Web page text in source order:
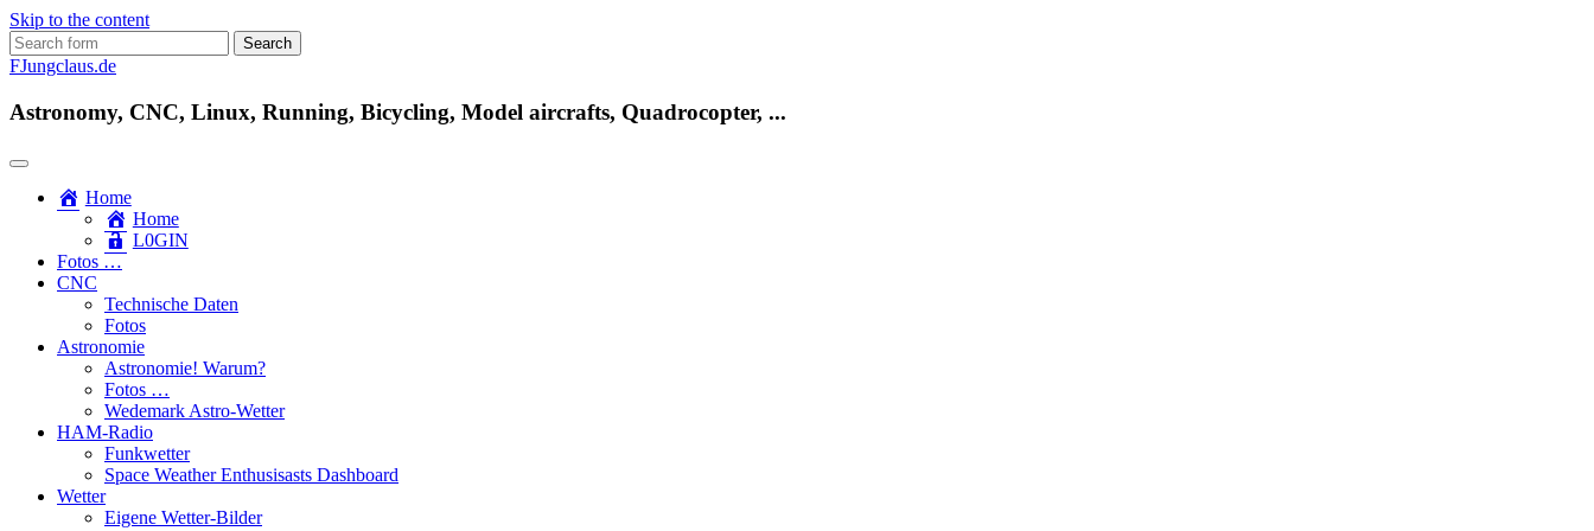
Skip to the content
Search
for:
FJungclaus.de
Astronomy, CNC, Linux, Running, Bicycling, Model aircrafts, Quadrocopter, ...
Home
Home
L​0​​GIN
Fotos …
CNC
Technische Daten
Fotos
Astronomie
Astronomie! Warum?
Fotos …
Wedemark Astro-Wetter
HAM-Radio
Funkwetter
Space Weather Enthusisasts Dashboard
Wetter
Eigene Wetter-Bilder